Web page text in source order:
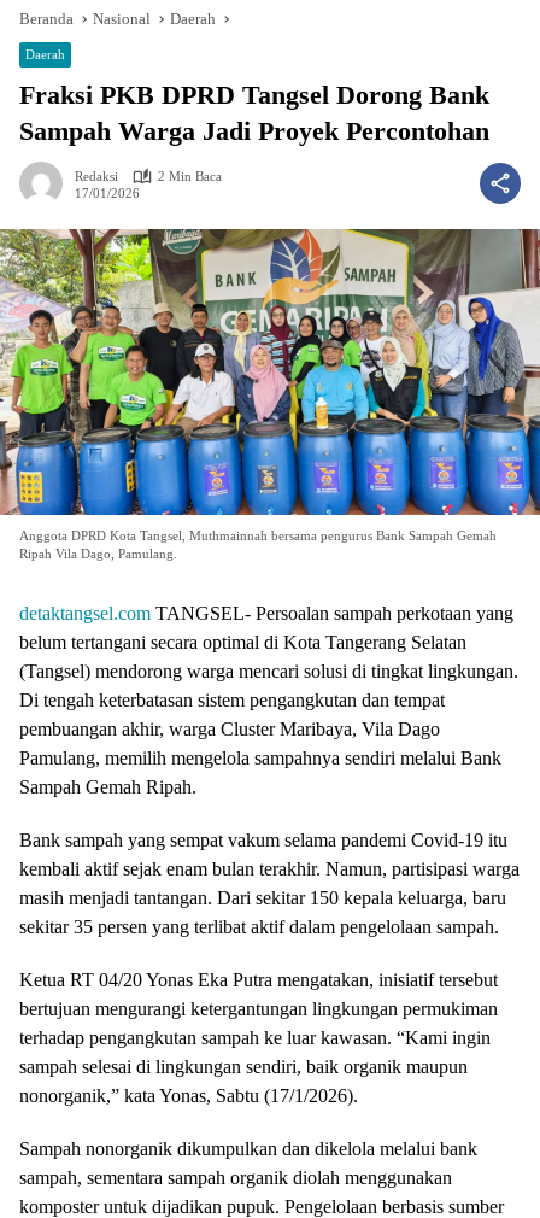
Beranda Nasional Daerah
Daerah
Fraksi PKB DPRD Tangsel Dorong Bank
Sampah Warga Jadi Proyek Percontohan
Redaksi
2 Min Baca
17/01/2026
Anggota DPRD Kota Tangsel, Muthmainnah bersama pengurus Bank Sampah Gemah
Ripah Vila Dago, Pamulang.
detaktangsel.com TANGSEL- Persoalan sampah perkotaan yang
belum tertangani secara optimal di Kota Tangerang Selatan
(Tangsel) mendorong warga mencari solusi di tingkat lingkungan.
Di tengah keterbatasan sistem pengangkutan dan tempat
pembuangan akhir, warga Cluster Maribaya, Vila Dago
Pamulang, memilih mengelola sampahnya sendiri melalui Bank
Sampah Gemah Ripah.
Bank sampah yang sempat vakum selama pandemi Covid-19 itu
kembali aktif sejak enam bulan terakhir. Namun, partisipasi warga
masih menjadi tantangan. Dari sekitar 150 kepala keluarga, baru
sekitar 35 persen yang terlibat aktif dalam pengelolaan sampah.
Ketua RT 04/20 Yonas Eka Putra mengatakan, inisiatif tersebut
bertujuan mengurangi ketergantungan lingkungan permukiman
terhadap pengangkutan sampah ke luar kawasan. “Kami ingin
sampah selesai di lingkungan sendiri, baik organik maupun
nonorganik,” kata Yonas, Sabtu (17/1/2026).
Sampah nonorganik dikumpulkan dan dikelola melalui bank
sampah, sementara sampah organik diolah menggunakan
komposter untuk dijadikan pupuk. Pengelolaan berbasis sumber